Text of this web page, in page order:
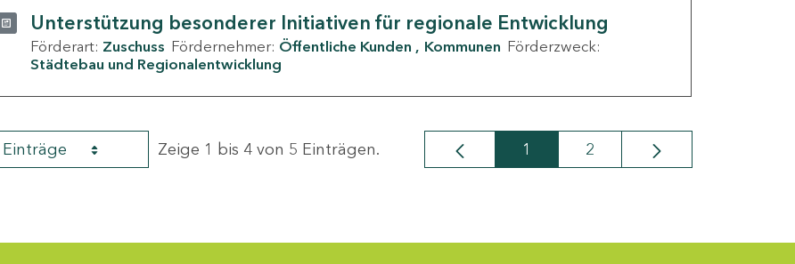
Unterstützung besonderer Initiativen für regionale Entwicklung
Förderart: Zuschuss Fördernehmer: Öffentliche Kunden Kommunen Förderzweck:
Städtebau und Regionalentwicklung
Einträge Zeige 1 bis 4 von 5 Einträgen. Seite
1 Seite
2